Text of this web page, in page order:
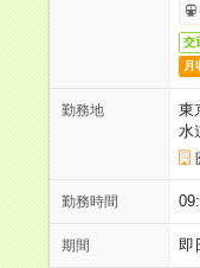
交
月
勤務地
東
水
勤務時間
期間 即